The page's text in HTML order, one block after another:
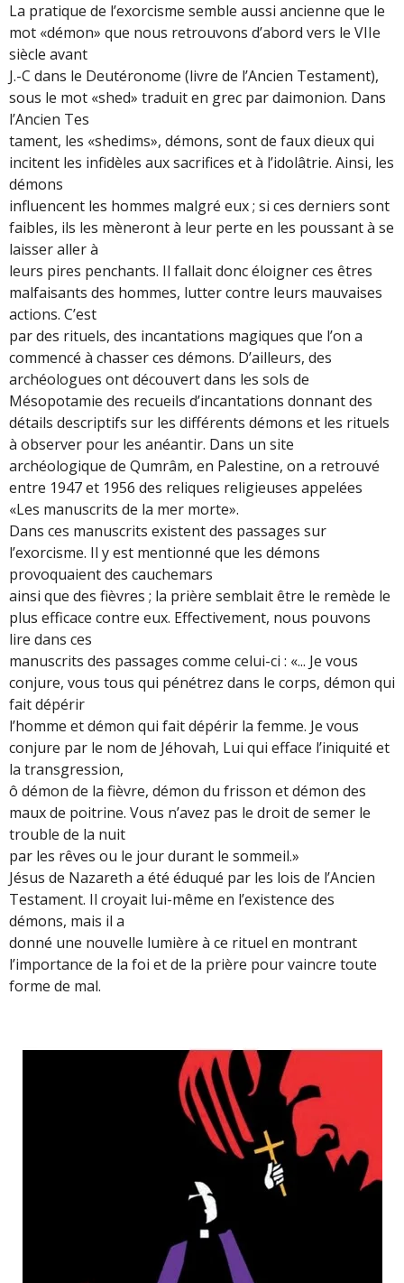
La pratique de l’exorcisme semble aussi ancienne que le
mot «démon» que nous retrouvons d’abord vers le VIIe
siècle avant
J.-C dans le Deutéronome (livre de l’Ancien Testament),
sous le mot «shed» traduit en grec par daimonion. Dans
l’Ancien Tes
tament, les «shedims», démons, sont de faux dieux qui
incitent les infidèles aux sacrifices et à l’idolâtrie. Ainsi, les
démons
influencent les hommes malgré eux ; si ces derniers sont
faibles, ils les mèneront à leur perte en les poussant à se
laisser aller à
leurs pires penchants. Il fallait donc éloigner ces êtres
malfaisants des hommes, lutter contre leurs mauvaises
actions. C’est
par des rituels, des incantations magiques que l’on a
commencé à chasser ces démons. D’ailleurs, des
archéologues ont découvert dans les sols de
Mésopotamie des recueils d’incantations donnant des
détails descriptifs sur les différents démons et les rituels
à observer pour les anéantir. Dans un site
archéologique de Qumrâm, en Palestine, on a retrouvé
entre 1947 et 1956 des reliques religieuses appelées
«Les manuscrits de la mer morte».
Dans ces manuscrits existent des passages sur
l’exorcisme. Il y est mentionné que les démons
provoquaient des cauchemars
ainsi que des fièvres ; la prière semblait être le remède le
plus efficace contre eux. Effectivement, nous pouvons
lire dans ces
manuscrits des passages comme celui-ci : «... Je vous
conjure, vous tous qui pénétrez dans le corps, démon qui
fait dépérir
l’homme et démon qui fait dépérir la femme. Je vous
conjure par le nom de Jéhovah, Lui qui efface l’iniquité et
la transgression,
ô démon de la fièvre, démon du frisson et démon des
maux de poitrine. Vous n’avez pas le droit de semer le
trouble de la nuit
par les rêves ou le jour durant le sommeil.»
Jésus de Nazareth a été éduqué par les lois de l’Ancien
Testament. Il croyait lui-même en l’existence des
démons, mais il a
donné une nouvelle lumière à ce rituel en montrant
l’importance de la foi et de la prière pour vaincre toute
forme de mal.